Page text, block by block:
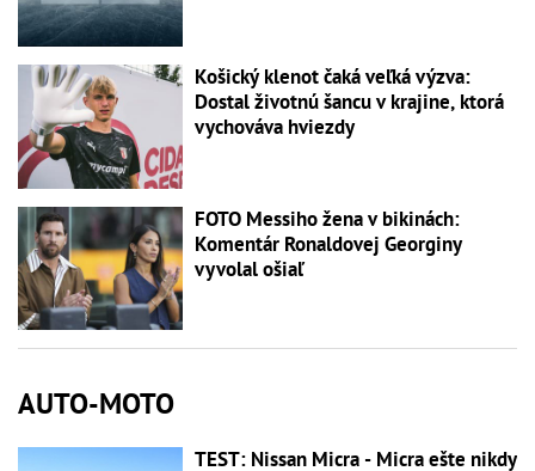
Košický klenot čaká veľká výzva:
Dostal životnú šancu v krajine, ktorá
vychováva hviezdy
FOTO Messiho žena v bikinách:
Komentár Ronaldovej Georginy
vyvolal ošiaľ
AUTO-MOTO
TEST: Nissan Micra - Micra ešte nikdy